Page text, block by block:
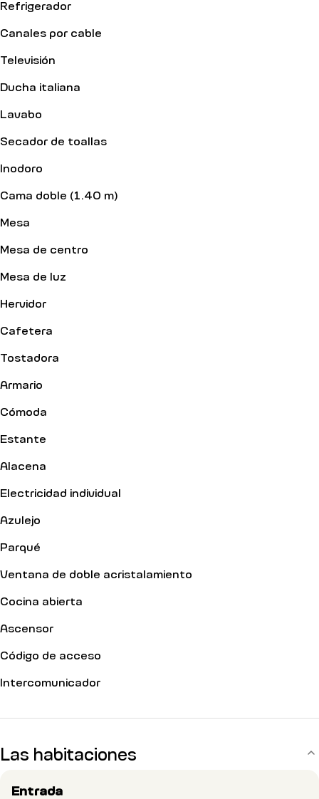
Refrigerador
Canales por cable
Televisión
Ducha italiana
Lavabo
Secador de toallas
Inodoro
Cama doble (1.40 m)
Mesa
Mesa de centro
Mesa de luz
Hervidor
Cafetera
Tostadora
Armario
Cómoda
Estante
Alacena
Electricidad individual
Azulejo
Parqué
Ventana de doble acristalamiento
Cocina abierta
Ascensor
Código de acceso
Intercomunicador
Las habitaciones
Entrada